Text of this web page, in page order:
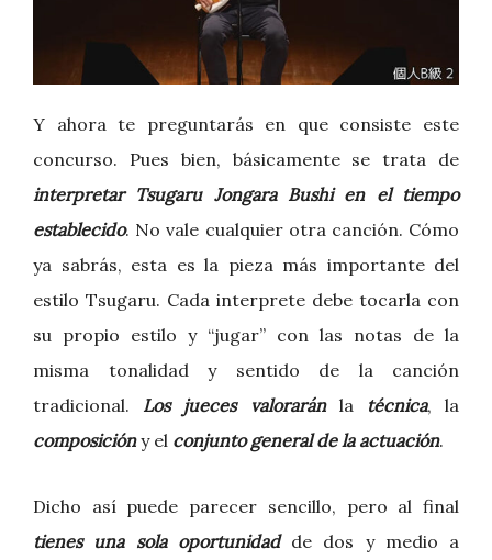
Y ahora te preguntarás en que consiste este
concurso. Pues bien, básicamente se trata de
interpretar Tsugaru Jongara Bushi en el tiempo
establecido. No vale cualquier otra canción. Cómo
ya sabrás, esta es la pieza más importante del
estilo Tsugaru. Cada interprete debe tocarla con
su propio estilo y “jugar” con las notas de la
misma tonalidad y sentido de la canción
tradicional. Los jueces valoraránla técnica, la
composicióny el conjunto general de la actuación.
Dicho así puede parecer sencillo, pero al final
tienes una sola oportunidadde dos y medio a